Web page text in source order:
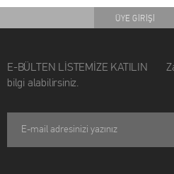
ÜYE GİRİŞİ
E-BÜLTEN LİSTEMİZE KATILIN
bilgi alabilirsiniz.